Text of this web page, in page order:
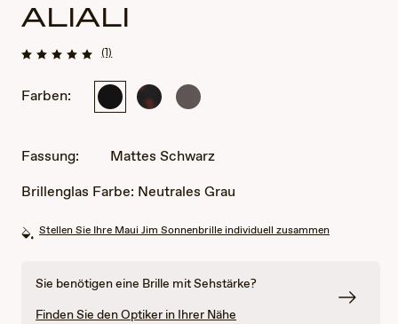
ALIALI
(1)
Farben:
Mattes Dunkelhavanna/Matt
Mattes,
Fassung:
Mattes Schwarz
Brillenglas Farbe: Neutrales Grau
Stellen Sie Ihre Maui Jim Sonnenbrille individuell zusammen
Sie benötigen eine Brille mit Sehstärke?
Finden Sie den Optiker in Ihrer Nähe